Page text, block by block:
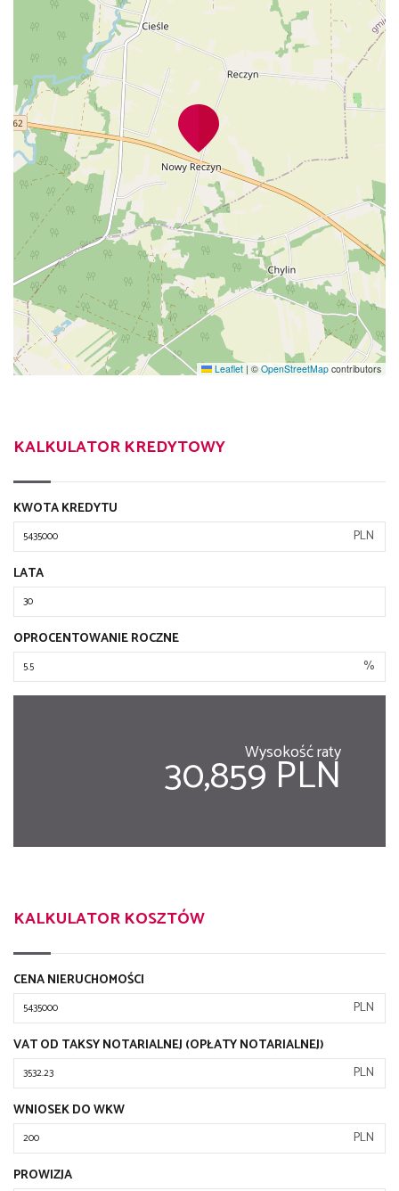
Leaflet | © OpenStreetMap contributors
KALKULATOR KREDYTOWY
KWOTA KREDYTU
PLN
LATA
OPROCENTOWANIE ROCZNE
%
Wysokość raty
30,859 PLN
KALKULATOR KOSZTÓW
CENA NIERUCHOMOŚCI
PLN
VAT OD TAKSY NOTARIALNEJ (OPŁATY NOTARIALNEJ)
PLN
WNIOSEK DO WKW
PLN
PROWIZJA